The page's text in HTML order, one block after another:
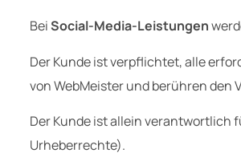
BeiSocial-Media-Leistungen
Der Kunde ist verpflichtet, alle
von WebMeister und berühren
Der Kunde ist allein verantwortlich
Urheberrechte).